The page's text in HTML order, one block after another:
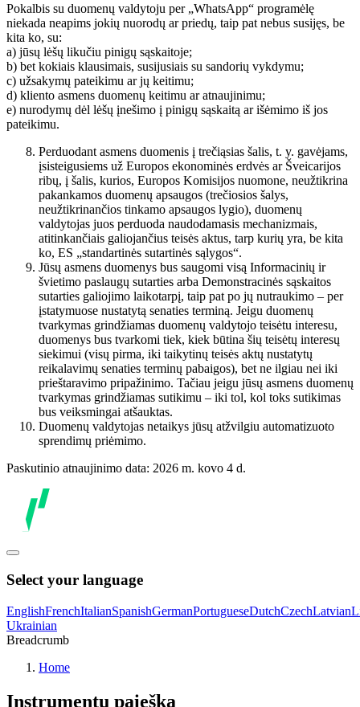
Pokalbis su duomenų valdytoju per „WhatsApp“ programėlę
niekada neapims jokių nuorodų ar priedų, taip pat nebus susijęs, be
kita ko, su:
a) jūsų lėšų likučiu pinigų sąskaitoje;
b) bet kokiais klausimais, susijusiais su sandorių vykdymu;
c) užsakymų pateikimu ar jų keitimu;
d) kliento asmens duomenų keitimu ar atnaujinimu;
e) nurodymų dėl lėšų įnešimo į pinigų sąskaitą ar išėmimo iš jos
pateikimu.
Perduodant asmens duomenis į trečiąsias šalis, t. y. gavėjams,
įsisteigusiems už Europos ekonominės erdvės ar Šveicarijos
ribų, į šalis, kurios, Europos Komisijos nuomone, neužtikrina
pakankamos duomenų apsaugos (trečiosios šalys,
neužtikrinančios tinkamo apsaugos lygio), duomenų
valdytojas juos perduoda naudodamasis mechanizmais,
atitinkančiais galiojančius teisės aktus, tarp kurių yra, be kita
ko, ES „standartinės sutartinės sąlygos“.
Jūsų asmens duomenys bus saugomi visą Informacinių ir
švietimo paslaugų sutarties arba Demonstracinės sąskaitos
sutarties galiojimo laikotarpį, taip pat po jų nutraukimo – per
įstatymuose nustatytą senaties terminą. Jeigu duomenų
tvarkymas grindžiamas duomenų valdytojo teisėtu interesu,
duomenys bus tvarkomi tiek, kiek būtina šių teisėtų interesų
siekimui (visų pirma, iki taikytinų teisės aktų nustatytų
reikalavimų senaties terminų pabaigos), bet ne ilgiau nei iki
prieštaravimo pripažinimo. Tačiau jeigu jūsų asmens duomenų
tvarkymas grindžiamas sutikimu – iki tol, kol toks sutikimas
bus veiksmingai atšauktas.
Duomenų valdytojas netaikys jūsų atžvilgiu automatizuoto
sprendimų priėmimo.
Paskutinio atnaujinimo data: 2026 m. kovo 4 d.
Select your language
EnglishFrenchItalianSpanishGermanPortugueseDutchCzechLatvian
Ukrainian
Breadcrumb
Home
Instrumentų paieška